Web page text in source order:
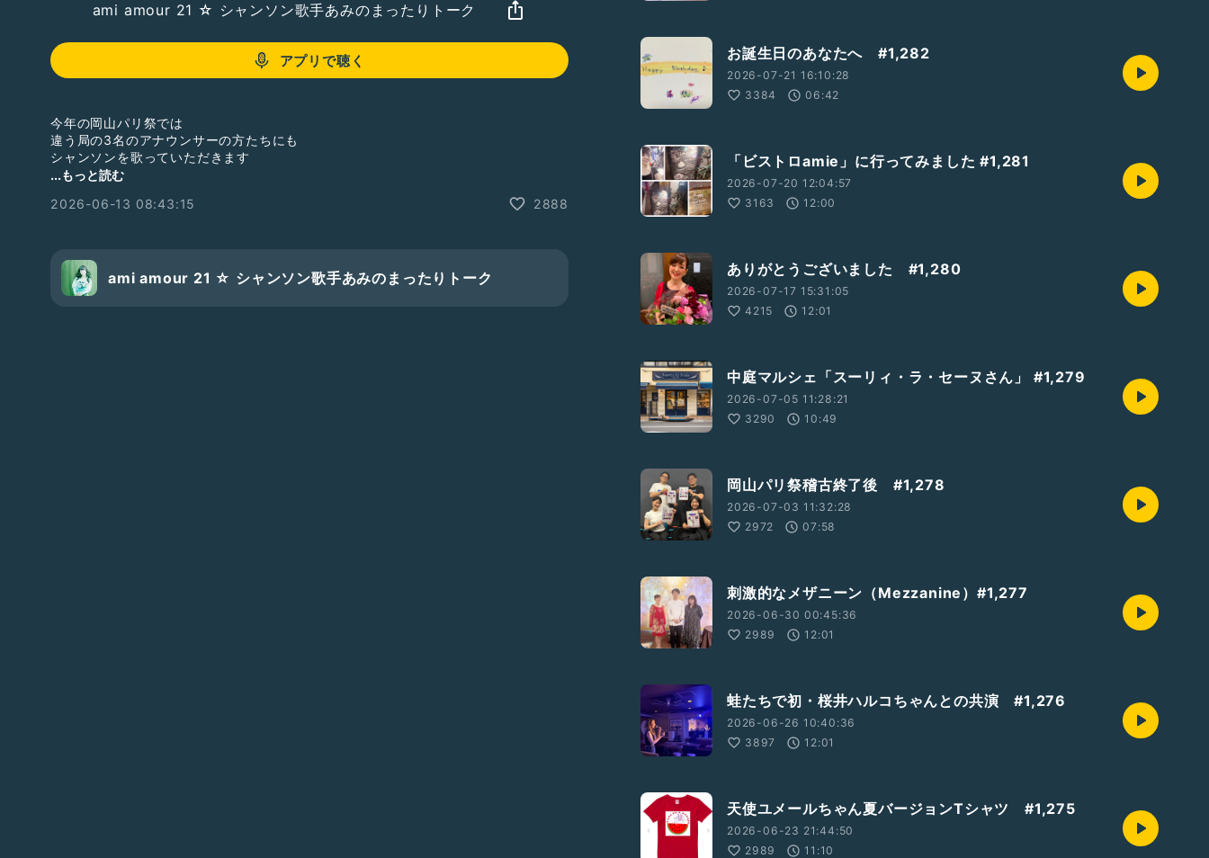
ami amour 21 ☆ シャンソン歌手あみのまったりトーク
アプリで聴く
今年の岡山パリ祭では
違う局の3名のアナウンサーの方たちにも
シャンソンを歌っていただきます
一坪花音さん
浅井批文さん
OHK 岡山放送
...もっと読む
2026-06-13 08:43:15
2888
ami amour 21 ☆ シャンソン歌手あみのまったりトーク
お誕生日のあなたへ #1,282
2026-07-21 16:10:28
3384
06:42
「ビストロamie」に行ってみました #1,281
2026-07-20 12:04:57
3163
12:00
ありがとうございました #1,280
2026-07-17 15:31:05
4215
12:01
中庭マルシェ「スーリィ・ラ・セーヌさん」 #1,279
2026-07-05 11:28:21
3290
10:49
岡山パリ祭稽古終了後 #1,278
2026-07-03 11:32:28
2972
07:58
刺激的なメザニーン（Mezzanine）#1,277
2026-06-30 00:45:36
2989
12:01
蛙たちで初・桜井ハルコちゃんとの共演 #1,276
2026-06-26 10:40:36
3897
12:01
天使ユメールちゃん夏バージョンTシャツ #1,275
2026-06-23 21:44:50
2989
11:10